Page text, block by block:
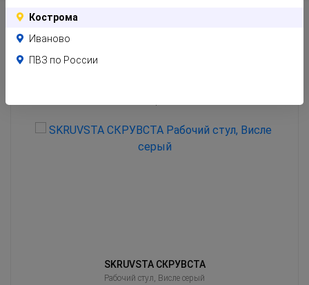
SKRUVSTA СКРУВСТА
Рабочий стул, Висле серый
Кострома
Иваново
ПВЗ по России